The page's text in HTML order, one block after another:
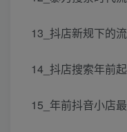
13_抖店新规下的
14_抖店搜索年前
15_年前抖音小店